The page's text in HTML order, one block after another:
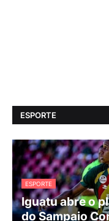
ESPORTE
ESPORTE
Iguatu abre o
do Sampaio